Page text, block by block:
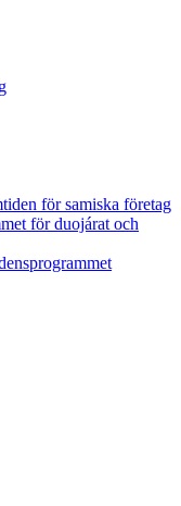
för samiska företag
för duojárat och